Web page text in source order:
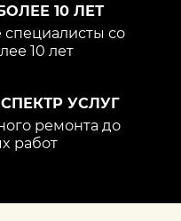
10 ЛЕТ
со
10 лет
УСЛУГ
ремонта до
работ